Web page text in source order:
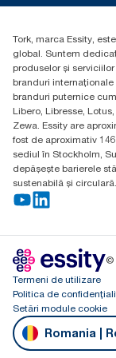
Essity
Budakeszi út
Tork, marca Essity,
global. Suntem
produselor și
branduri internaționale
branduri puternice
Libero, Libresse,
Zewa. Essity are
fost de aproximativ
sediul în Stockholm,
depășește barierele
sustenabilă și
©
Termeni de utilizare
Politica de
Setări module cookie
Romania |